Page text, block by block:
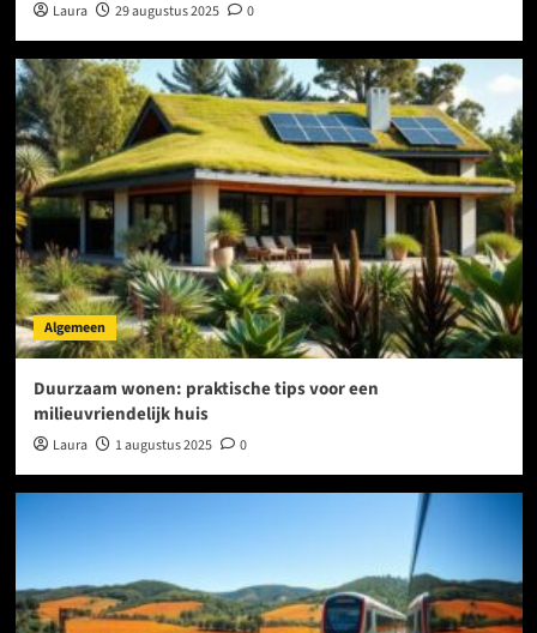
Laura 29 augustus 2025 0
Algemeen
Duurzaam wonen: praktische tips voor een
milieuvriendelijk huis
Laura 1 augustus 2025 0